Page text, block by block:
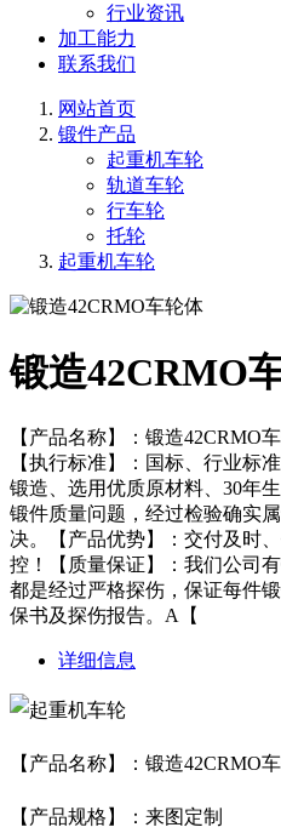
行业资讯
加工能力
联系我们
网站首页
锻件产品
起重机车轮
轨道车轮
行车轮
托轮
起重机车轮
锻造42CRMO
【产品名称】：锻造42CRMO
【执行标准】：国标、行业标
锻造、选用优质原材料、30年
锻件质量问题，经过检验确实
决。【产品优势】：交付及时
控！【质量保证】：我们公司
都是经过严格探伤，保证每件
保书及探伤报告。A【
详细信息
【产品名称】：锻造42CRMO
【产品规格】：来图定制